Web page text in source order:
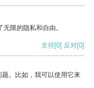
限的隐私和自由。
支持[0] 反对[0]
。比如，我可以使用它来